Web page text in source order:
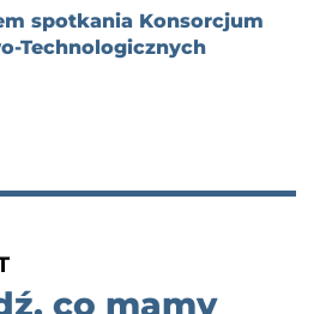
spotkania Konsorcjum
Technologicznych
co mamy